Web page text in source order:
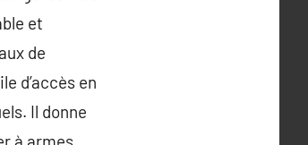
et
de
d’accès en
Il donne